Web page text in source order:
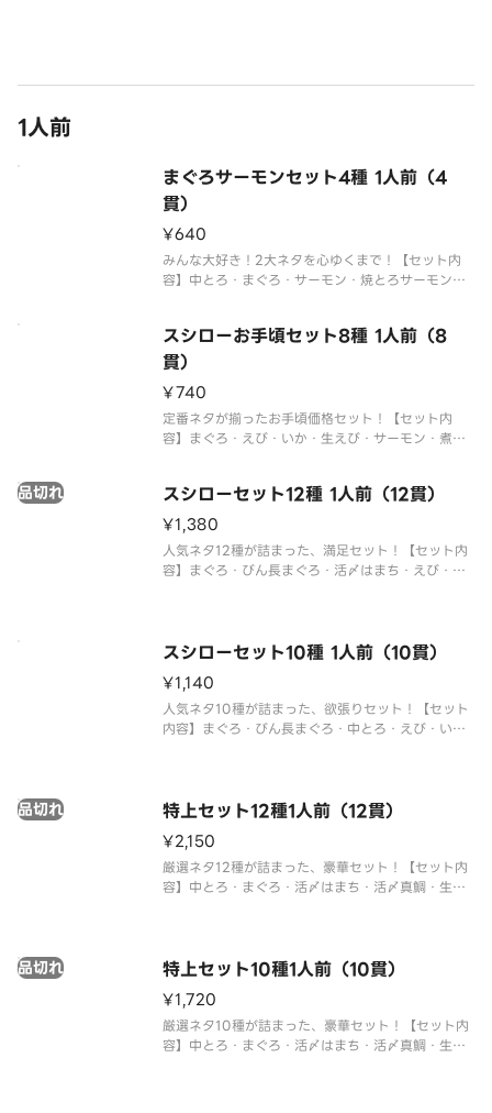
1人前
まぐろサーモンセット4種 1人前（4
貫）
¥640
みんな大好き！2大ネタを心ゆくまで！【セット内
容】中とろ・まぐろ・サーモン・焼とろサーモン※
り、まぐろの種類が異なる場合がございます。※ア
レルギー情報に関しては、「スシ
スシローお手頃セット8種 1人前（8
貫）
¥740
定番ネタが揃ったお手頃価格セット！【セット内
容】まぐろ・えび・いか・生えび・サーモン・煮あ
ギー情報に関しては、「スシロー」のホームページ
をご覧ください。※仕入状況・販売
スシローセット12種 1人前（12貫）
品切れ
¥1,380
人気ネタ12種が詰まった、満足セット！【セット内
容】まぐろ・びん長まぐろ・活〆はまち・えび・い
報に関しては、「スシロー」の
スシローセット10種 1人前（10貫）
¥1,140
人気ネタ10種が詰まった、欲張りセット！【セット
内容】まぐろ・びん長まぐろ・中とろ・えび・い
「スシロー」のホームページをご
特上セット12種1人前（12貫）
品切れ
¥2,150
厳選ネタ12種が詰まった、豪華セット！【セット内
容】中とろ・まぐろ・活〆はまち・活〆真鯛・生サ
レルギー情報に関しては、「ス
特上セット10種1人前（10貫）
品切れ
¥1,720
厳選ネタ10種が詰まった、豪華セット！【セット内
容】中とろ・まぐろ・活〆はまち・活〆真鯛・生サ